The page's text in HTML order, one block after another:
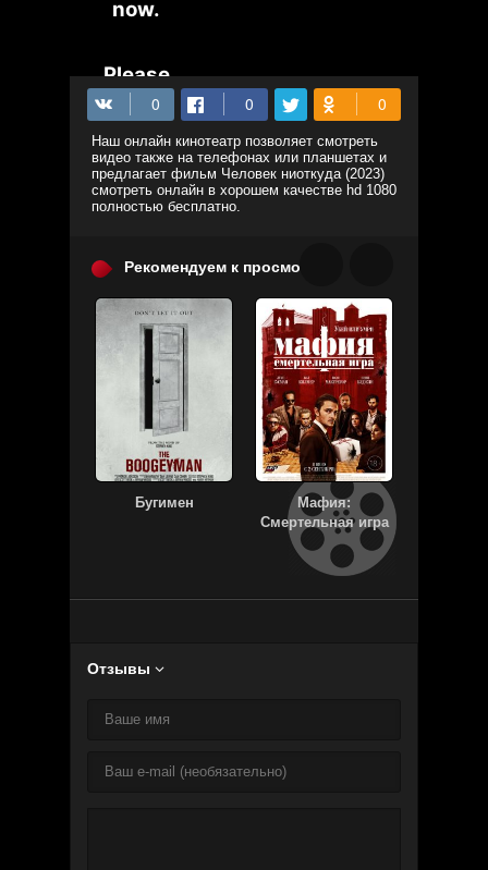
Наш онлайн кинотеатр позволяет смотреть
видео также на телефонах или планшетах и
предлагает фильм Человек ниоткуда (2023)
смотреть онлайн в хорошем качестве hd 1080
полностью бесплатно.
Рекомендуем к просмотру:
Бугимен
Мафия:
Смертельная игра
Отзывы 